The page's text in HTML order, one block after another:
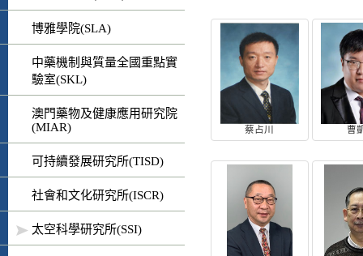
博雅學院(SLA)
中藥機制與質量全國重點實
驗室(SKL)
澳門藥物及健康應用研究院
(MIAR)
可持續發展研究所(TISD)
社會和文化研究所(ISCR)
太空科學研究所(SSI)
蔡占川 曹